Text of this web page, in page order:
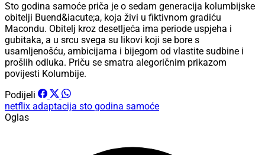
Sto godina samoće priča je o sedam generacija kolumbijske
obitelji Buend&iacute;a, koja živi u fiktivnom gradiću
Macondu. Obitelj kroz desetljeća ima periode uspjeha i
gubitaka, a u srcu svega su likovi koji se bore s
usamljenošću, ambicijama i bijegom od vlastite sudbine i
prošlih odluka. Priču se smatra alegoričnim prikazom
povijesti Kolumbije.
Podijeli
netflix adaptacija sto godina samoće
Oglas